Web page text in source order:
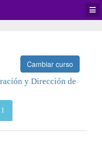
Cambiar curso
y Dirección de